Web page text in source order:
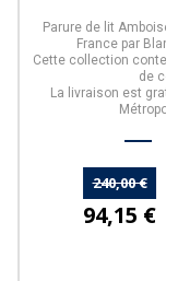
Parure de lit Amboise
France par Blanc
Cette collection
de
La livraison est
240,00 €
94,15 €